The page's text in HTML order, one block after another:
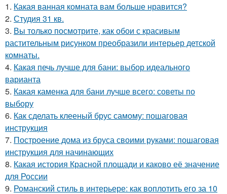
1. Какая ванная комната вам больше нравится?
2. Студия 31 кв.
3. Вы только посмотрите, как обои с красивым
растительным рисунком преобразили интерьер детской
комнаты.
4. Какая печь лучше для бани: выбор идеального
варианта
5. Какая каменка для бани лучше всего: советы по
выбору
6. Как сделать клееный брус самому: пошаговая
инструкция
7. Построение дома из бруса своими руками: пошаговая
инструкция для начинающих
8. Какая история Красной площади и каково её значение
для России
9. Романский стиль в интерьере: как воплотить его за 10